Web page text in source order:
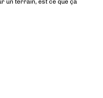
un terrain, est ce que ça